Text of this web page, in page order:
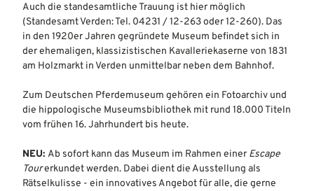
Auch die standesamtliche Trauung ist hier möglich
(Standesamt Verden: Tel. 04231 / 12-263 oder 12-260). Das
in den 1920er Jahren gegründete Museum befindet sich in
der ehemaligen, klassizistischen Kavalleriekaserne von 1831
am Holzmarkt in Verden unmittelbar neben dem Bahnhof.
Zum Deutschen Pferdemuseum gehören ein Fotoarchiv und
die hippologische Museumsbibliothek mit rund 18.000 Titeln
vom frühen 16. Jahrhundert bis heute.
NEU: Ab sofort kann das Museum im Rahmen einer Escape
Tourerkundet werden. Dabei dient die Ausstellung als
Rätselkulisse - ein innovatives Angebot für alle, die gerne